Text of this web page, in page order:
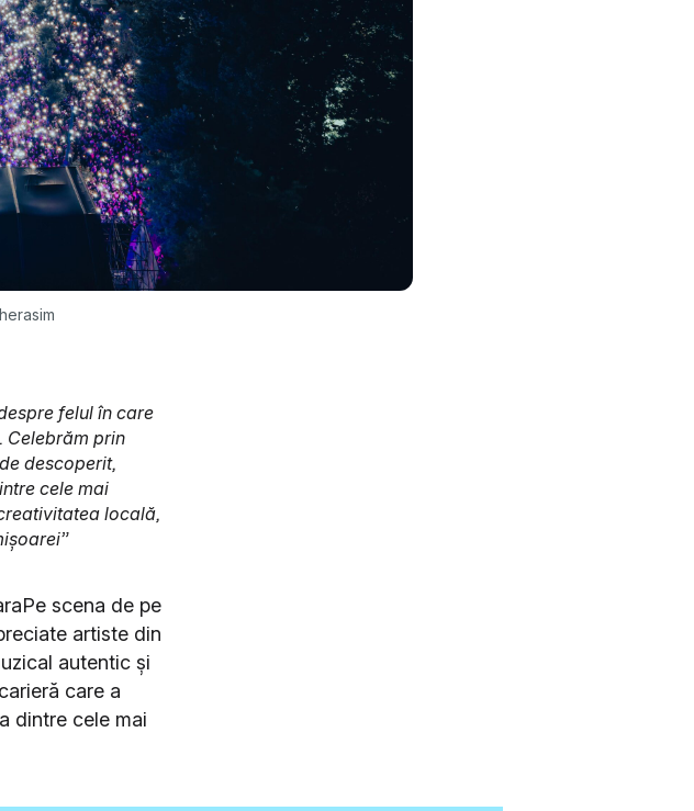
felul în care
Celebrăm prin
descoperit,
cele mai
locală,
scena de pe
artiste din
autentic și
care a
dintre cele mai